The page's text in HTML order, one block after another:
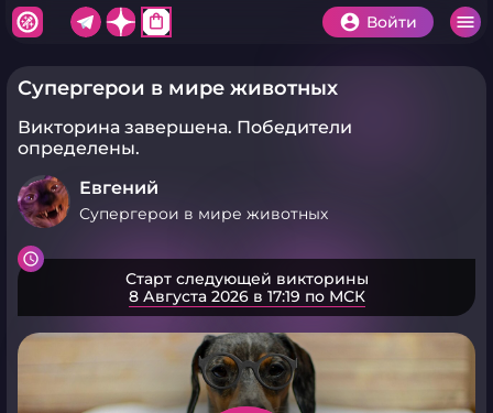
shopping_bag Войти
Супергерои в мире животных
Викторина завершена. Победители
определены.
Евгений
Супергерои в мире животных
Старт следующей викторины
8 Августа 2026 в 17:19 по МСК